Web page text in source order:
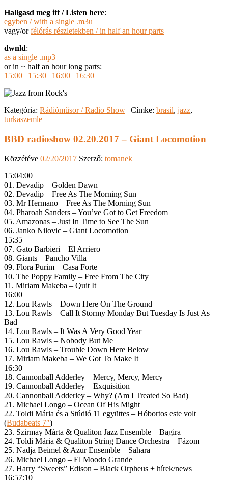
Hallgasd meg itt / Listen here:
egyben / with a single .m3u
vagy/orfélórás részletekben / in half an hour parts
dwnld:
as a single .mp3
or in ~ half an hour long parts:
15:00 | 15:30 | 16:00 | 16:30
Kategória: Rádióműsor / Radio Show | Címke: brasil, jazz,
turkaszemle
BBD radioshow 02.20.2017 – Giant Locomotion
Közzétéve 02/20/2017 Szerző: tomanek
15:04:00
01. Devadip – Golden Dawn
02. Devadip – Free As The Morning Sun
03. Mr Hermano – Free As The Morning Sun
04. Pharoah Sanders – You’ve Got to Get Freedom
05. Amazonas – Just In Time to See The Sun
06. Janko Nilovic – Giant Locomotion
15:35
07. Gato Barbieri – El Arriero
08. Giants – Pancho Villa
09. Flora Purim – Casa Forte
10. The Poppy Family – Free From The City
11. Miriam Makeba – Quit It
16:00
12. Lou Rawls – Down Here On The Ground
13. Lou Rawls – Call It Stormy Monday But Tuesday Is Just As
Bad
14. Lou Rawls – It Was A Very Good Year
15. Lou Rawls – Nobody But Me
16. Lou Rawls – Trouble Down Here Below
17. Miriam Makeba – We Got To Make It
16:30
18. Cannonball Adderley – Mercy, Mercy, Mercy
19. Cannonball Adderley – Exquisition
20. Cannonball Adderley – Why? (Am I Treated So Bad)
21. Michael Longo – Ocean Of His Might
22. Toldi Mária és a Stúdió 11 együttes – Hóbortos este volt
(Budabeats 7″)
23. Szirmay Márta & Qualiton Jazz Ensemble – Bagira
24. Toldi Mária & Qualiton String Dance Orchestra – Fázom
25. Nadja Beimel & Azur Ensemble – Sahara
26. Michael Longo – El Moodo Grande
27. Harry “Sweets” Edison – Black Orpheus + hírek/news
16:57:10